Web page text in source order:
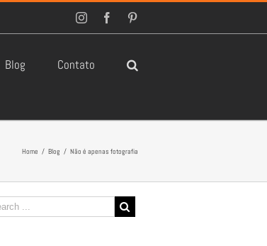
InstagramFacebook
Blog Contato
Home / Blog / Não é apenas fotografia